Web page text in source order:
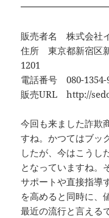
販売者名 株式会社
住所 東京都新宿区
1201
電話番号 080-1354-
販売URL http://
今回も来ました詐欺
すね。かつてはブッ
したが、今はこうし
となっていますね。
サポートや直接指導
を高めると同時に、
最近の流行と言える